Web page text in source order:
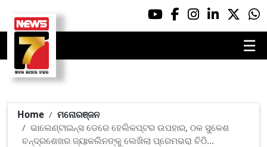
☰
Home
ମନୋରଞ୍ଜନ
ଭାଲେଣ୍ଟାଇନ୍ସ ଡେରେ ହେଲିକପ୍ଟର ଉପହାର, ଠକ ସୁକେଶ
ଚନ୍ଦ୍ରଶେଖର ଜ୍ୟାକଲିନଙ୍କୁ ଲେଖିଲା ପ୍ରେମଭରା ଚିଠି…